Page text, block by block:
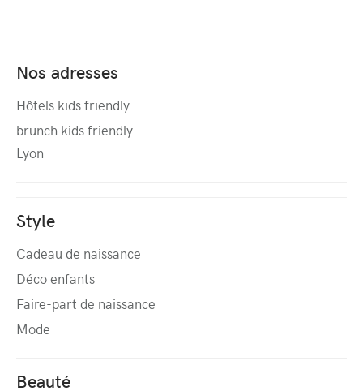
Nos adresses
Hôtels kids friendly
brunch kids friendly
Lyon
Style
Cadeau de naissance
Déco enfants
Faire-part de naissance
Mode
Beauté